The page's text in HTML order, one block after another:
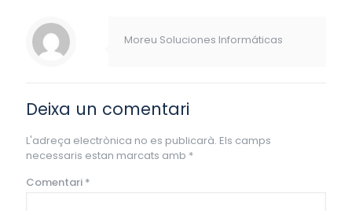
Moreu Soluciones Informáticas
Deixa un comentari
L'adreça electrònica no es publicarà. Els camps
necessaris estan marcats amb *
Comentari *